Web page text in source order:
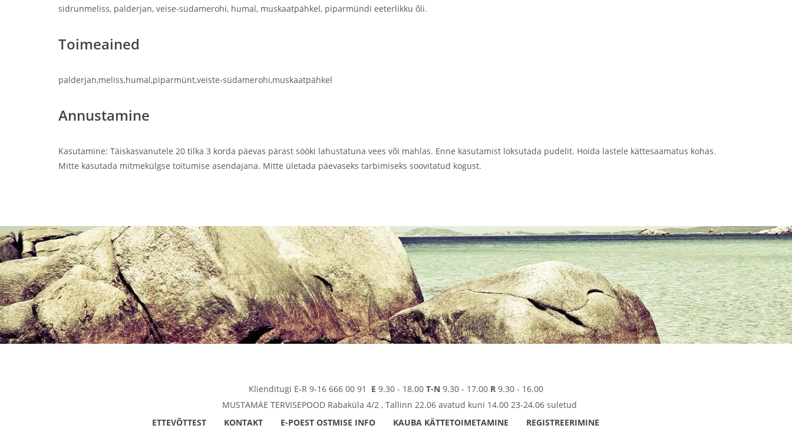
sidrunmeliss, palderjan, veise-südamerohi, humal, muskaatpähkel, piparmündi eeterlikku õli.
Toimeained
palderjan,meliss,humal,piparmünt,veiste-südamerohi,muskaatpähkel
Annustamine
Kasutamine: Täiskasvanutele 20 tilka 3 korda päevas pärast sööki lahustatuna vees või mahlas. Enne kasutamist loksutada pudelit. Hoida lastele kättesaamatus kohas.
Mitte kasutada mitmekülgse toitumise asendajana. Mitte ületada päevaseks tarbimiseks soovitatud kogust.
Klienditugi E-R 9-16 666 00 91 E 9.30 - 18.00 T-N 9.30 - 17.00 R 9.30 - 16.00
MUSTAMÄE TERVISEPOOD Rabaküla 4/2 , Tallinn 22.06 avatud kuni 14.00 23-24.06 suletud
ETTEVÕTTEST
KONTAKT E-POEST OSTMISE INFO KAUBA KÄTTETOIMETAMINE REGISTREERIMINE